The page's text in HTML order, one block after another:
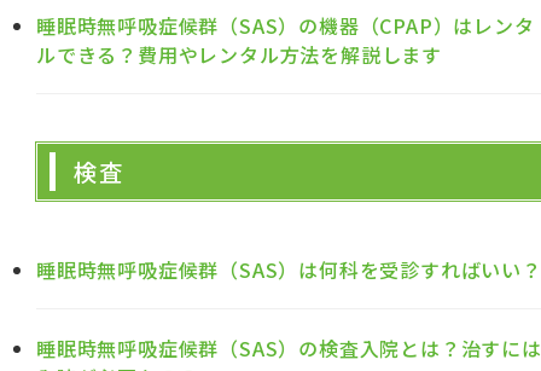
睡眠時無呼吸症候群（SAS）の機器（CPAP）はレンタ
ルできる？費用やレンタル方法を解説します
検査
睡眠時無呼吸症候群（SAS）は何科を受診すればいい？
睡眠時無呼吸症候群（SAS）の検査入院とは？治すには